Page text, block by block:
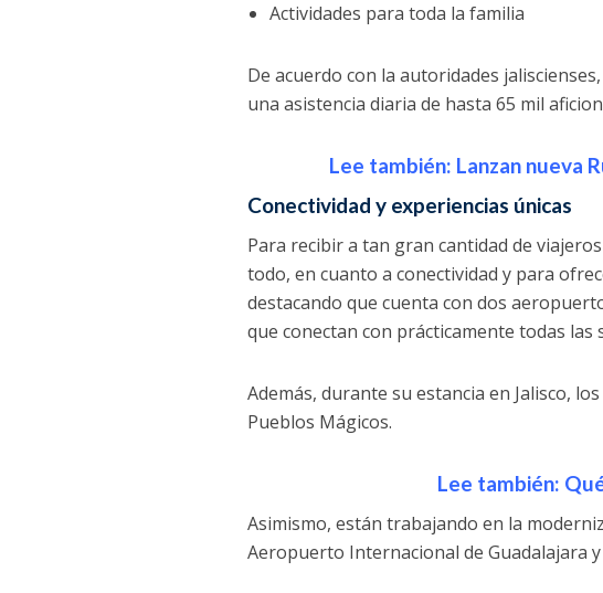
Actividades para toda la familia
De acuerdo con la autoridades
una asistencia diaria de hasta 65 mil
Lee también: Lanzan nueva
Conectividad y experiencias únicas
Para recibir a tan gran cantidad de
todo, en cuanto a conectividad y para
destacando que cuenta con dos
que conectan con prácticamente todas las
Además, durante su estancia en Jalisco,
Pueblos Mágicos.
Lee también:
Asimismo, están trabajando en la
Aeropuerto Internacional de Guadalajara